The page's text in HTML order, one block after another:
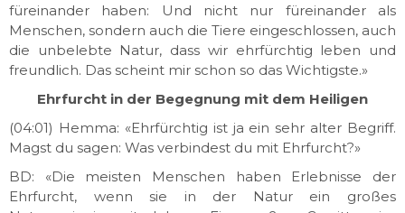
füreinander haben: Und nicht nur füreinander als
Menschen, sondern auch die Tiere eingeschlossen, auch
die unbelebte Natur, dass wir ehrfürchtig leben und
freundlich. Das scheint mir schon so das Wichtigste.»
Ehrfurcht in der Begegnung mit dem Heiligen
(04:01) Hemma: «Ehrfürchtig ist ja ein sehr alter Begriff.
Magst du sagen: Was verbindest du mit Ehrfurcht?»
BD: «Die meisten Menschen haben Erlebnisse der
Ehrfurcht, wenn sie in der Natur ein großes